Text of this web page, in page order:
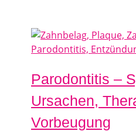
Parodontitis –
Ursachen,
Vorbeugung